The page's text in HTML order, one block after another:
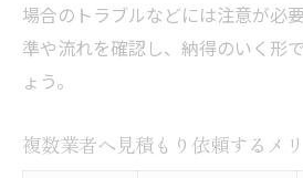
場合のトラブルなどには注意が必
準や流れを確認し、納得のいく形
ょう。
複数業者へ見積もり依頼するメ